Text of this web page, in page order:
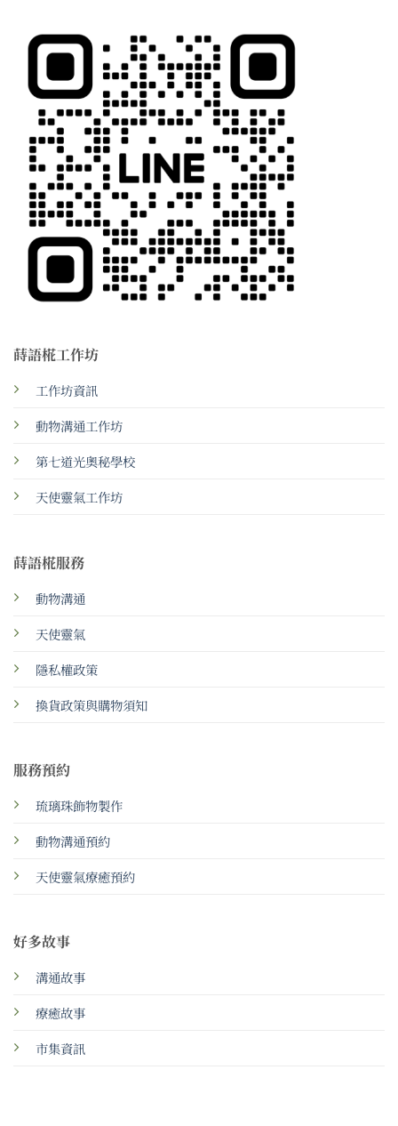
蒔語椛工作坊
工作坊資訊
動物溝通工作坊
第七道光奧秘學校
天使靈氣工作坊
蒔語椛服務
動物溝通
天使靈氣
隱私權政策
換貨政策與購物須知
服務預約
琉璃珠飾物製作
動物溝通預約
天使靈氣療癒預約
好多故事
溝通故事
療癒故事
市集資訊